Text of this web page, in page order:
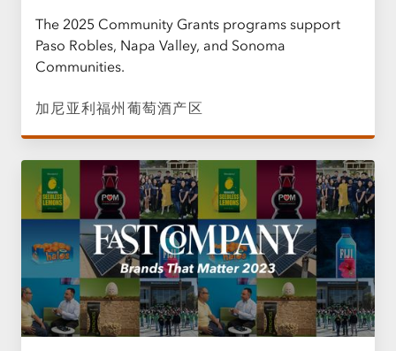
The 2025 Community Grants programs support
Paso Robles, Napa Valley, and Sonoma
Communities.
加尼亚利福州葡萄酒产区